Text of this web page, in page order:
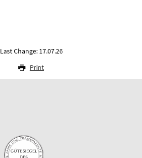
Last Change: 17.07.26
Print